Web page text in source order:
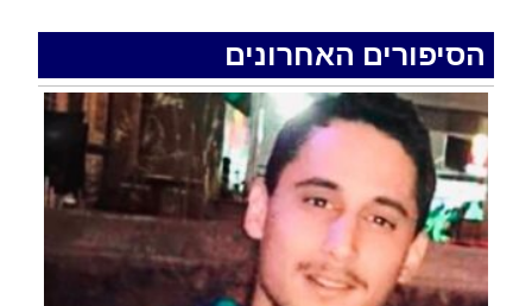
האדמה רועדת- סדרת רעידות אדמה בחצי האי סיני
רעידת אדמה הורגשה באילת
איציק נועם מייסד מקומו ערב ערב נפטר
הסיפורים האחרונים